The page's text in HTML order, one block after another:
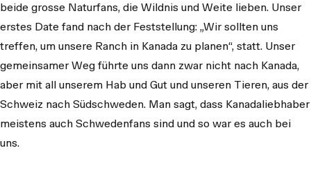
beide grosse Naturfans, die Wildnis und Weite lieben. Unser
erstes Date fand nach der Feststellung: „Wir sollten uns
treffen, um unsere Ranch in Kanada zu planen“, statt. Unser
gemeinsamer Weg führte uns dann zwar nicht nach Kanada,
aber mit all unserem Hab und Gut und unseren Tieren, aus der
Schweiz nach Südschweden. Man sagt, dass Kanadaliebhaber
meistens auch Schwedenfans sind und so war es auch bei
uns.